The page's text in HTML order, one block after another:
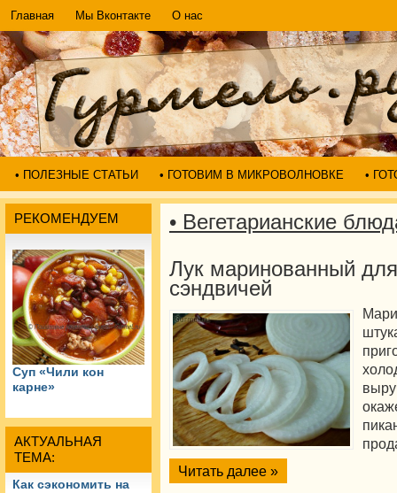
Главная Мы Вконтакте О нас
• ПОЛЕЗНЫЕ СТАТЬИ • ГОТОВИМ В МИКРОВОЛНОВКЕ •
РЕКОМЕНДУЕМ
Суп «Чили кон
карне»
АКТУАЛЬНАЯ
ТЕМА:
Как сэкономить на
• Вегетарианские
Лук маринованный
сэндвичей
Читать далее »